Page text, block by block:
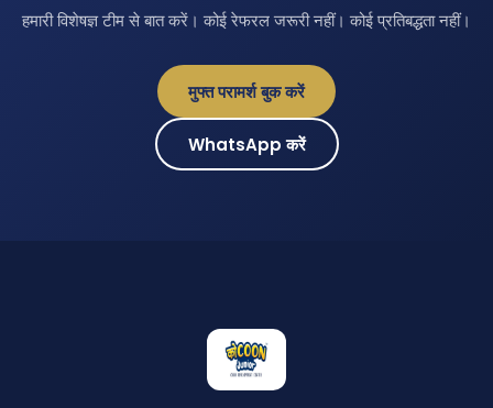
हमारी विशेषज्ञ टीम से बात करें। कोई रेफरल जरूरी नहीं। कोई प्रतिबद्धता नहीं।
मुफ्त परामर्श बुक करें
WhatsApp करें